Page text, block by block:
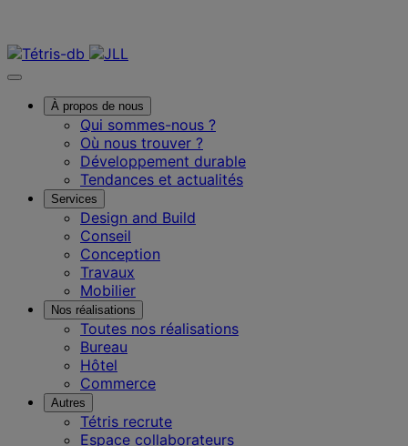
À propos de nous
Qui sommes-nous ?
Où nous trouver ?
Développement durable
Tendances et actualités
Services
Design and Build
Conseil
Conception
Travaux
Mobilier
Nos réalisations
Toutes nos réalisations
Bureau
Hôtel
Commerce
Autres
Tétris recrute
Espace collaborateurs